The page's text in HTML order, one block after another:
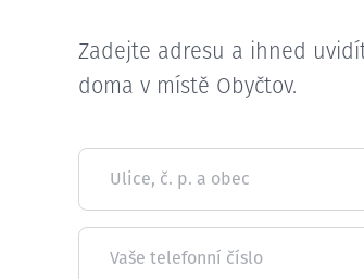
Zadejte adresu a ihned
doma v místě Obyčtov.
Ulice, č. p. a obec
Vaše telefonní číslo